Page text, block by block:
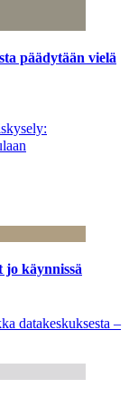
päädytään vielä
käynnissä
datakeskuksesta –